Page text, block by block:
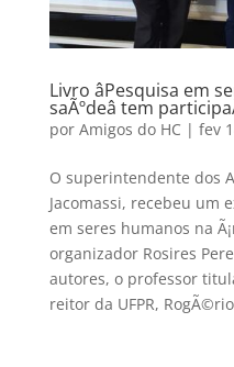
Livro âPesquisa em
saÃºdeâ tem
por Amigos do HC | fev
O superintendente dos
Jacomassi, recebeu um
em seres humanos na
organizador Rosires
autores, o professor
reitor da UFPR,